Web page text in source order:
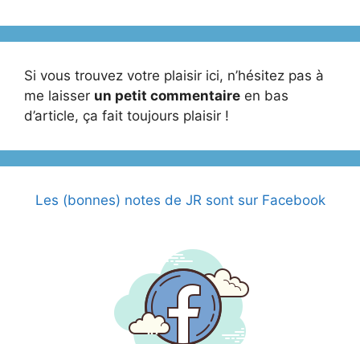
Si vous trouvez votre plaisir ici, n’hésitez pas à
me laisser un petit commentaire en bas
d’article, ça fait toujours plaisir !
Les (bonnes) notes de JR sont sur Facebook